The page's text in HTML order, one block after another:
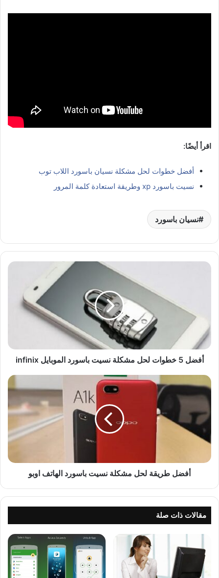
اقرأ أيضًا:
أفضل خطوات لحل مشكلة نسيان باسورد اللاب توب
نسيت باسورد xp وطريقة استعادة كلمة المرور
نسيان باسورد
أفضل 5 خطوات لحل مشكلة نسيت باسورد الموبايل infinix
أفضل طريقة لحل مشكلة نسيت باسورد الهاتف اوبو
مقالات ذات صلة